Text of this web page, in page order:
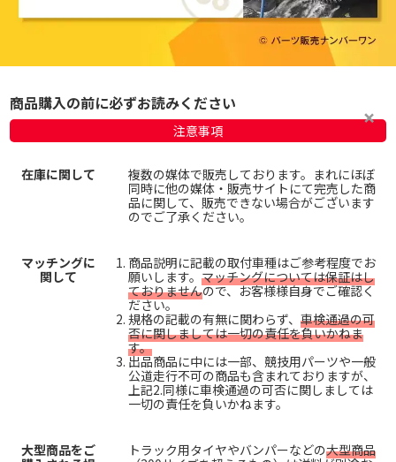
商品購入の前に必ずお読みください
注意事項
在庫に関して
複数の媒体で販売しております。まれにほぼ
同時に他の媒体・販売サイトにて完売した商
品に関して、販売できない場合がございます
のでご了承ください。
マッチングに
関して
商品説明に記載の取付車種はご参考程度でお
願いします。 マッチングについては保証はし
ておりませんので、お客様様自身でご確認く
ださい。
規格の記載の有無に関わらず、 車検通過の可
否に関しましては一切の責任を負いかねま
す。
出品商品に中には一部、競技用パーツや一般
公道走行不可の商品も含まれておりますが、
上記2.同様に車検通過の可否に関しましては
一切の責任を負いかねます。
大型商品をご
トラック用タイヤやバンパーなどの大型商品